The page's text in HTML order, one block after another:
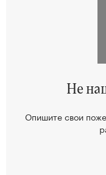
Не
Опишите свои